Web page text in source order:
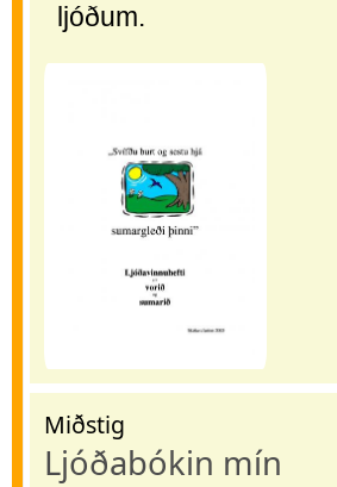
ljóðum.
Miðstig
Ljóðabókin mín